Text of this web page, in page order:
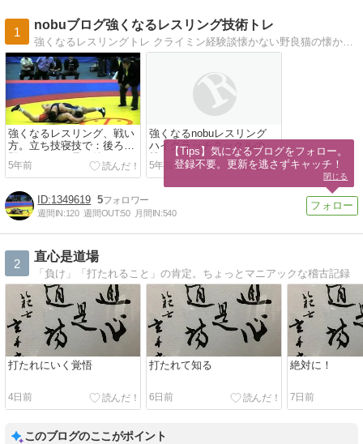
1
nobuブログ強くなるレスリング技術トレ
強くなるレスリングトレ クライミン経験談懐かない野良猫の懐かせ方。危機一髪の体験談。ＹＴのCh・音楽アーティスト紹介
強くなるレスリング、戦い
方。立ち技寝技で：後ろを
即フォール。足や後ろを：
取られた：防御・脱出・逆
バックで後ろを即フォール
防御。フェイントを使う方
法
5年前
強くなるnobuレスリング
ハイクラッチタックルの攻
撃と防御・逆襲方法
5年前
1349619 5
週間IN:120 週間OUT:50 月間IN:540
2
直心是道場
「負け」「打たれること」の肯定。ちょっとマニアックな稽古記録
打たれにいく覚悟
4日前
打たれて知る
6日前
絶対に！
7日前
このブログのここがポイント
【Tips】気になるブログをフォロー。
登録不要。更新を逃さずキャッチ！
閉じる